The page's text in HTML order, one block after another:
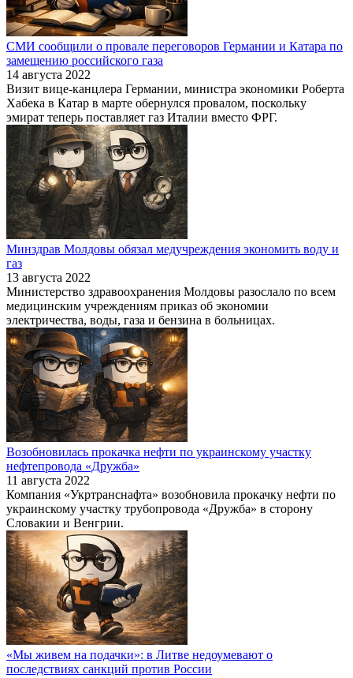
СМИ сообщили о провале переговоров Германии и Катара по
замещению российского газа
14 августа 2022
Визит вице-канцлера Германии, министра экономики Роберта
Хабека в Катар в марте обернулся провалом, поскольку
эмират теперь поставляет газ Италии вместо ФРГ.
Минздрав Молдовы обязал медучреждения экономить воду и
газ
13 августа 2022
Министерство здравоохранения Молдовы разослало по всем
медицинским учреждениям приказ об экономии
электричества, воды, газа и бензина в больницах.
Возобновилась прокачка нефти по украинскому участку
нефтепровода «Дружба»
11 августа 2022
Компания «Укртранснафта» возобновила прокачку нефти по
украинскому участку трубопровода «Дружба» в сторону
Словакии и Венгрии.
«Мы живем на подачки»: в Литве недоумевают о
последствиях санкций против России